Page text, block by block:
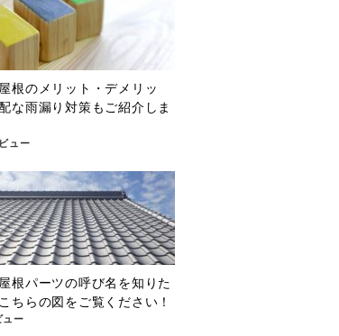
根のメリット・デメリッ
な雨漏り対策もご紹介しま
ュー
根パーツの呼び名を知りた
ちらの図をご覧ください！
ュー